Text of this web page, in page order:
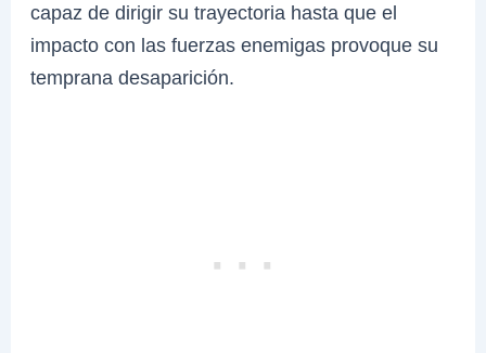
capaz de dirigir su trayectoria hasta que el
impacto con las fuerzas enemigas provoque su
temprana desaparición.